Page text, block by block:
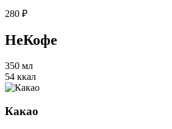
280 ₽
НеКофе
350 мл
54 ккал
Какао